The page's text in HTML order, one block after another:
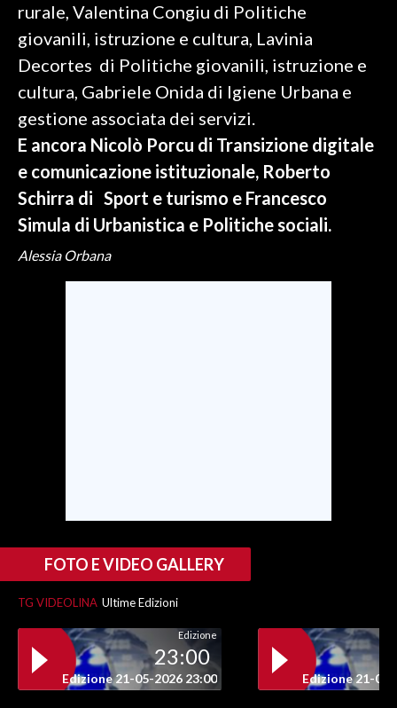
ABBONATI
ANNUNCI
NECROLOGI
PUBBLICITÀ
SPIAGGE
STORE
rurale, Valentina Congiu di Politiche
giovanili, istruzione e cultura, Lavinia
Decortes di Politiche giovanili, istruzione e
cultura, Gabriele Onida di Igiene Urbana e
gestione associata dei servizi.
E ancora Nicolò Porcu di Transizione digitale
e comunicazione istituzionale, Roberto
Schirra di Sport e turismo e Francesco
Simula di Urbanistica e Politiche sociali.
Alessia Orbana
FOTO E VIDEO GALLERY
TG VIDEOLINA Ultime Edizioni
Edizione
23:00
Edizione 21-05-2026 23:00 Edizione 21-05-